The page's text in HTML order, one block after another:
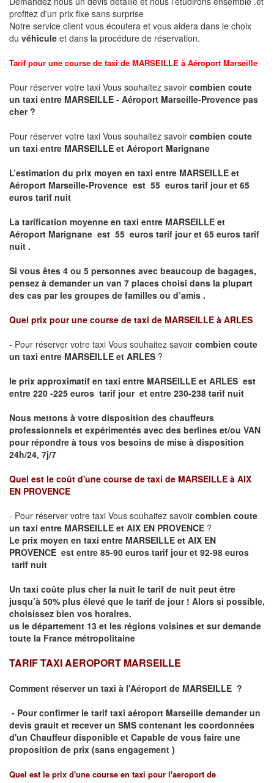
profitez d'un prix fixe sans surprise
Notre service client vous écoutera et vous aidera dans le choix
du véhicule et dans la procédure de réservation.
Tarif pour une course de taxi de MARSEILLE à Aéroport Marseille
Pour réserver votre taxi Vous souhaitez savoir combien coute
un taxi entre MARSEILLE - Aéroport Marseille-Provence pas
cher ?
Pour réserver votre taxi Vous souhaitez savoir combien coute
un taxi entre MARSEILLE et Aéroport Marignane
L’estimation du prix moyen en taxi entre MARSEILLE et
Aéroport Marseille-Provence est 55 euros tarif jour et 65
euros tarif nuit
La tarification moyenne en taxi entre MARSEILLE et
Aéroport Marignane est 55 euros tarif jour et 65 euros tarif
nuit .
Si vous êtes 4 ou 5 personnes avec beaucoup de bagages,
pensez à demander un van 7 places choisi dans la plupart
des cas par les groupes de familles ou d’amis .
Quel prix pour une course de taxi de MARSEILLE à ARLES
- Pour réserver votre taxi Vous souhaitez savoir combien coute
un taxi entre MARSEILLE et ARLES ?
le prix approximatif en taxi entre MARSEILLE et ARLES est
entre 220 -225 euros tarif jour et entre 230-238 tarif nuit
Nous mettons à votre disposition des chauffeurs
professionnels et expérimentés avec des berlines et/ou VAN
pour répondre à tous vos besoins de mise à disposition
24h/24, 7j/7
Quel est le coût d'une course de taxi de MARSEILLE à AIX
EN PROVENCE
- Pour réserver votre taxi Vous souhaitez savoir combien coute
un taxi entre MARSEILLE et AIX EN PROVENCE ?
Le prix moyen en taxi entre MARSEILLE et AIX EN
PROVENCE est entre 85-90 euros tarif jour et 92-98 euros
tarif nuit
Un taxi coûte plus cher la nuit le tarif de nuit peut être
jusqu’à 50% plus élevé que le tarif de jour ! Alors si possible,
choisissez bien vos horaires.
us le département 13 et les régions voisines et sur demande
toute la France métropolitaine
TARIF TAXI AEROPORT MARSEILLE
Comment réserver un taxi à l'Aéroport de MARSEILLE ?
- Pour confirmer le tarif taxi aéroport Marseille demander un
devis grauit et recever un SMS contenant les coordonnées
d'un Chauffeur disponible et Capable de vous faire une
proposition de prix (sans engagement )
Quel est le prix d'une course en taxi pour l'aeroport de